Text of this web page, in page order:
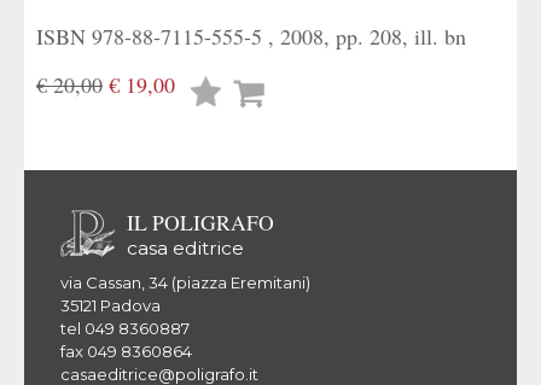
ISBN 978-88-7115-555-5 , 2008, pp. 208, ill. bn
€ 20,00 € 19,00
Lista
IL POLIGRAFO
casa editrice
via Cassan, 34 (piazza Eremitani)
35121 Padova
tel 049 8360887
fax 049 8360864
casaeditrice@poligrafo.it